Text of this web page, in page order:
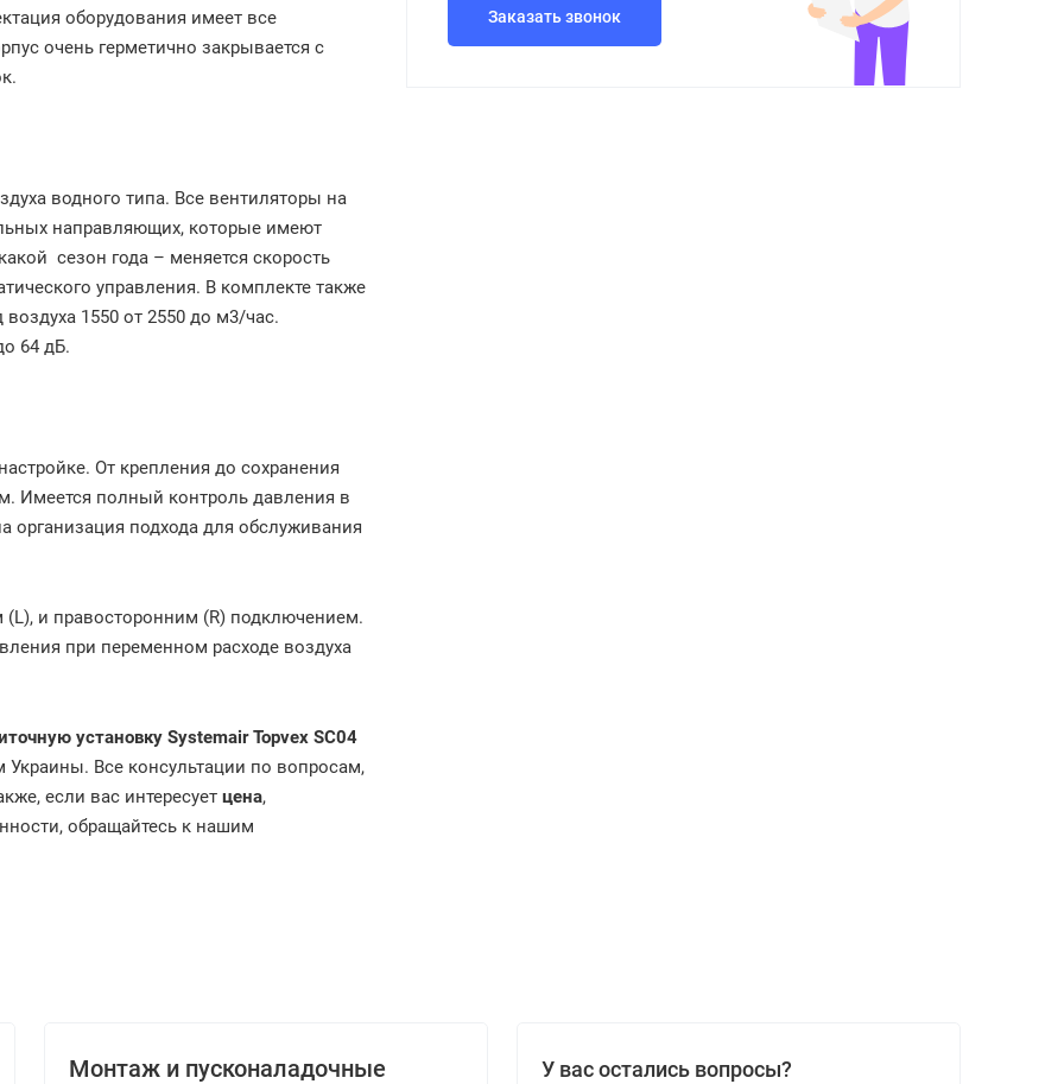
оборудования имеет все
очень герметично закрывается с
водного типа. Все вентиляторы на
направляющих, которые имеют
сезон года – меняется скорость
управления. В комплекте также
1550 от 2550 до м3/час.
64 дБ.
От крепления до сохранения
Имеется полный контроль давления в
организация подхода для обслуживания
и правосторонним (R) подключением.
при переменном расходе воздуха
установку Systemair Topvex SC04
Украины. Все консультации по вопросам,
если вас интересует цена,
обращайтесь к нашим
Заказать звонок
Монтаж и пусконаладочные
У вас остались вопросы?